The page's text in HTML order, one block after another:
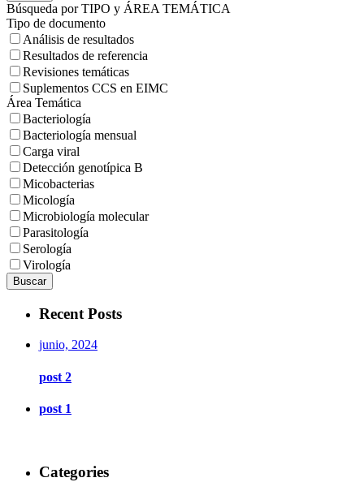
Búsqueda por TIPO y ÁREA TEMÁTICA
Tipo de documento
Análisis de resultados
Resultados de referencia
Revisiones temáticas
Suplementos CCS en EIMC
Área Temática
Bacteriología
Bacteriología mensual
Carga viral
Detección genotípica B
Micobacterias
Micología
Microbiología molecular
Parasitología
Serología
Virología
Buscar
Recent Posts
junio, 2024
post 2
post 1
Categories